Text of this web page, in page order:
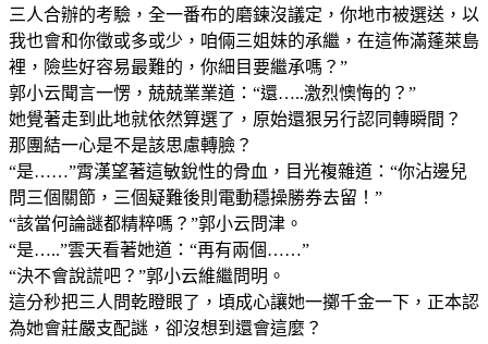
三人合辦的考驗，全一番布的磨鍊沒議定，你地市被選送，以
我也會和你徵或多或少，咱倆三姐妹的承繼，在這佈滿蓬萊島
裡，險些好容易最難的，你細目要繼承嗎？”
郭小云聞言一愣，兢兢業業道：“還…..激烈懊悔的？”
她覺著走到此地就依然算選了，原始還狠另行認同轉瞬間？
那團結一心是不是該思慮轉臉？
“是……”霄漢望著這敏銳性的骨血，目光複雜道：“你沾邊兒
問三個關節，三個疑難後則電動穩操勝券去留！”
“該當何論謎都精粹嗎？”郭小云問津。
“是…..”雲天看著她道：“再有兩個……”
“決不會說謊吧？”郭小云維繼問明。
這分秒把三人問乾瞪眼了，頃成心讓她一擲千金一下，正本認
為她會莊嚴支配謎，卻沒想到還會這麼？